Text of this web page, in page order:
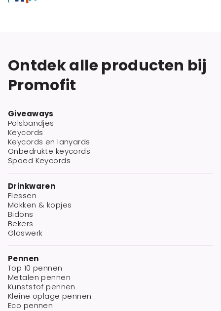
Ontdek alle producten bij
Promofit
Giveaways
Polsbandjes
Keycords
Keycords en lanyards
Onbedrukte keycords
Spoed Keycords
Drinkwaren
Flessen
Mokken & kopjes
Bidons
Bekers
Glaswerk
Pennen
Top 10 pennen
Metalen pennen
Kunststof pennen
Kleine oplage pennen
Eco pennen